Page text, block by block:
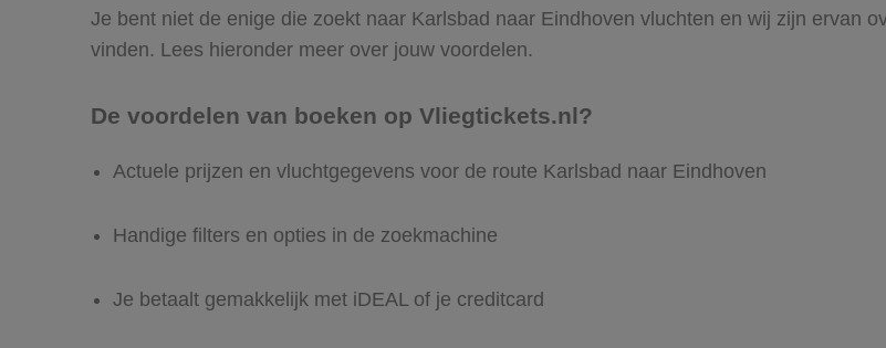
Je bent niet de enige die zoekt naar Karlsbad naar Eindhoven vluchten en wij zijn ervan
vinden. Lees hieronder meer over jouw voordelen.
De voordelen van boeken op Vliegtickets.nl?
Actuele prijzen en vluchtgegevens voor de route Karlsbad naar Eindhoven
Handige filters en opties in de zoekmachine
Je betaalt gemakkelijk met iDEAL of je creditcard